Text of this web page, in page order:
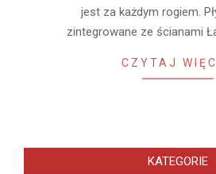
jest za każdym rogiem.
zintegrowane ze ścianami
CZYTAJ
KATEGORIE